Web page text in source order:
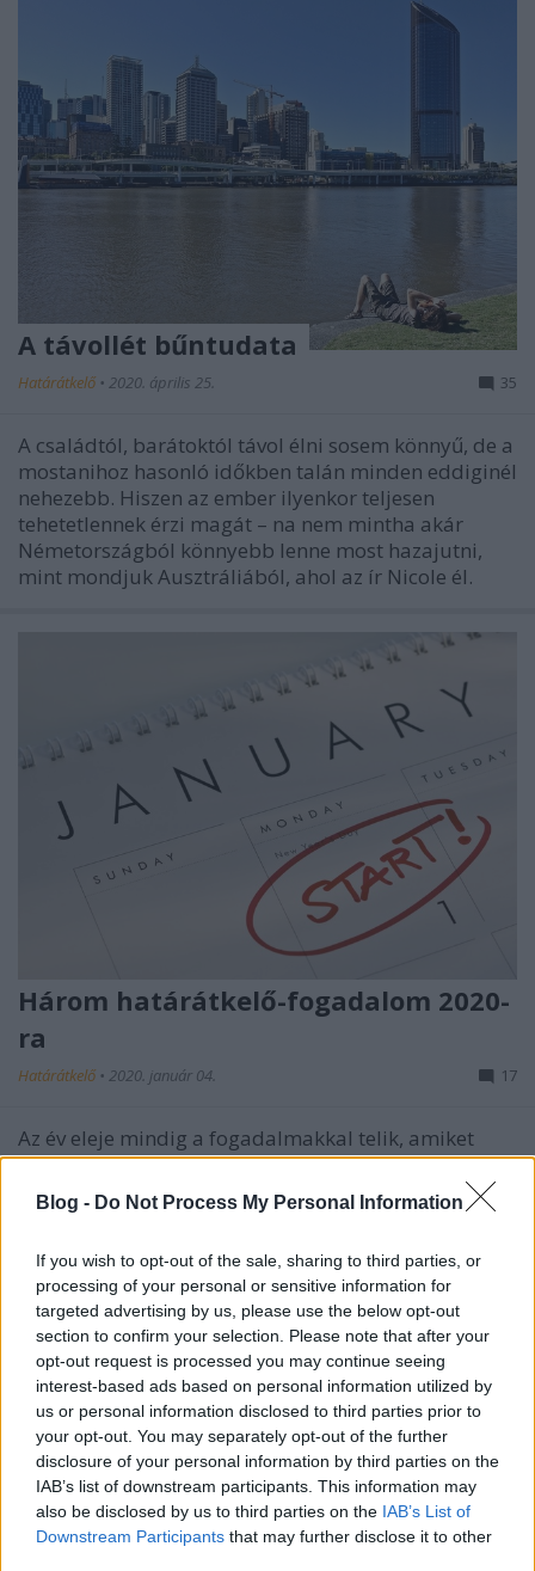
Blog - Do Not Process My Personal Information
If you wish to opt-out of the sale, sharing to third parties, or
processing of your personal or sensitive information for
targeted advertising by us, please use the below opt-out
section to confirm your selection. Please note that after your
opt-out request is processed you may continue seeing
interest-based ads based on personal information utilized by
us or personal information disclosed to third parties prior to
your opt-out. You may separately opt-out of the further
disclosure of your personal information by third parties on the
IAB’s list of downstream participants. This information may
also be disclosed by us to third parties on the IAB’s List of
Downstream Participants that may further disclose it to other
A távollét bűntudata
Határátkelő • 2020. április 25. 35
A családtól, barátoktól távol élni sosem könnyű, de a
mostanihoz hasonló időkben talán minden eddiginél
nehezebb. Hiszen az ember ilyenkor teljesen
tehetetlennek érzi magát – na nem mintha akár
Németországból könnyebb lenne most hazajutni,
mint mondjuk Ausztráliából, ahol az ír Nicole él.
Három határátkelő-fogadalom 2020-
ra
Határátkelő • 2020. január 04. 17
Az év eleje mindig a fogadalmakkal telik, amiket
aztán persze az ember viszonylag gyorsan fel is ad
(kalaplengetős tisztelet a kivételeknek). Így van ez
természetesen a határátkelők esetében is.
tapasztaltál? Írd meg a hataratkelo@hotmail.com
címre!